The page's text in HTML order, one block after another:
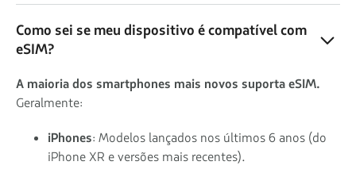
Como sei se meu dispositivo é compatível com
eSIM?
A maioria dos smartphones mais novos suporta eSIM.
Geralmente:
iPhones: Modelos lançados nos últimos 6 anos (do
iPhone XR e versões mais recentes).